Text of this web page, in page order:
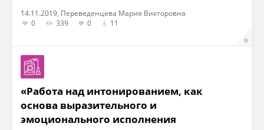
14.11.2019, Переведенцева Мария Викторовна
0
339 0 11
«Работа над интонированием, как
основа выразительного и
эмоционального исполнения